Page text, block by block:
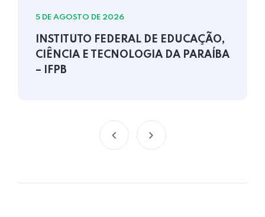
5 DE AGOSTO DE 2026
INSTITUTO FEDERAL DE EDUCAÇÃO,
CIÊNCIA E TECNOLOGIA DA PARAÍBA
– IFPB